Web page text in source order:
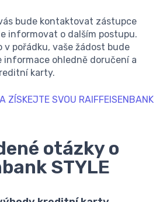
bude kontaktovat zástupce
informovat o dalším postupu.
v pořádku, vaše žádost bude
informace ohledně doručení a
karty.
ZÍSKEJTE SVOU RAIFFEISENBANK
otázky o
STYLE